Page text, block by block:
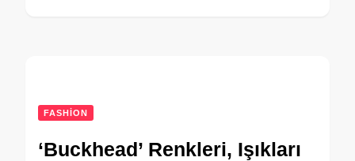
FASHION
‘Buckhead’ Renkleri, Işıkları